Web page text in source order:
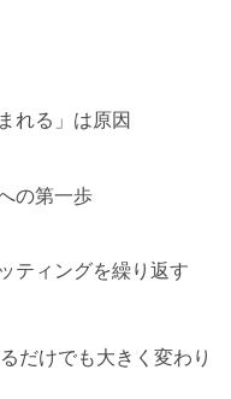
れる」は原因
の第一歩
ティングを繰り返す
だけでも大きく変わり